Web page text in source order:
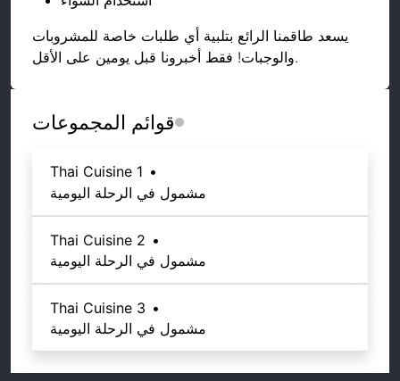
يسعد طاقمنا الرائع بتلبية أي طلبات خاصة للمشروبات
والوجبات! فقط أخبرونا قبل يومين على الأقل.
قوائم المجموعات
Thai Cuisine 1 •
مشمول في الرحلة اليومية
Thai Cuisine 2 •
مشمول في الرحلة اليومية
Thai Cuisine 3 •
مشمول في الرحلة اليومية